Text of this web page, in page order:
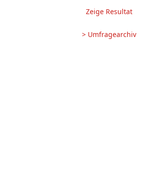
Zeige Resultat
> Umfragearchiv